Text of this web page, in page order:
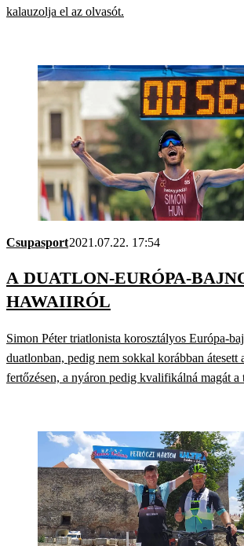
kalauzolja el az olvasót.
Csupasport2021.07.22. 17:54
A DUATLON-EURÓPA-
HAWAIIRÓL
Simon Péter triatlonista korosztályos Európa-
duatlonban, pedig nem sokkal korábban átesett
fertőzésen, a nyáron pedig kvalifikálná magát a